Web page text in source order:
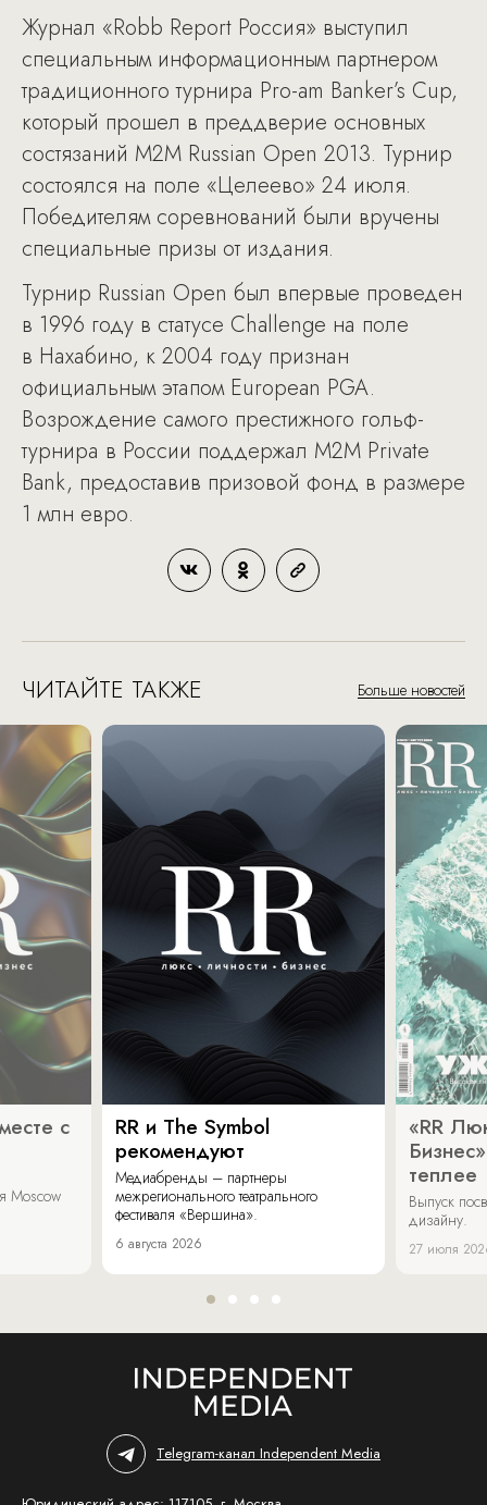
Журнал «Robb Report Россия» выступил
специальным информационным партнером
традиционного турнира Pro-am Banker’s Cup,
который прошел в преддверие основных
состязаний M2M Russian Open 2013. Турнир
состоялся на поле «Целеево» 24 июля.
Победителям соревнований были вручены
специальные призы от издания.
Турнир Russian Open был впервые проведен
в 1996 году в статусе Challenge на поле
в Нахабино, к 2004 году признан
официальным этапом European PGA.
Возрождение самого престижного гольф-
турнира в России поддержал M2M Private
Bank, предоставив призовой фонд в размере
1 млн евро.
ЧИТАЙТЕ ТАКЖЕ Больше новостей
с
Moscow
RR и The Symbol
рекомендуют
Медиабренды – партнеры
межрегионального театрального
фестиваля «Вершина».
6 августа 2026
«RR
теплее
Выпуск
дизайну.
27 июля
Telegram-канал Independent Media